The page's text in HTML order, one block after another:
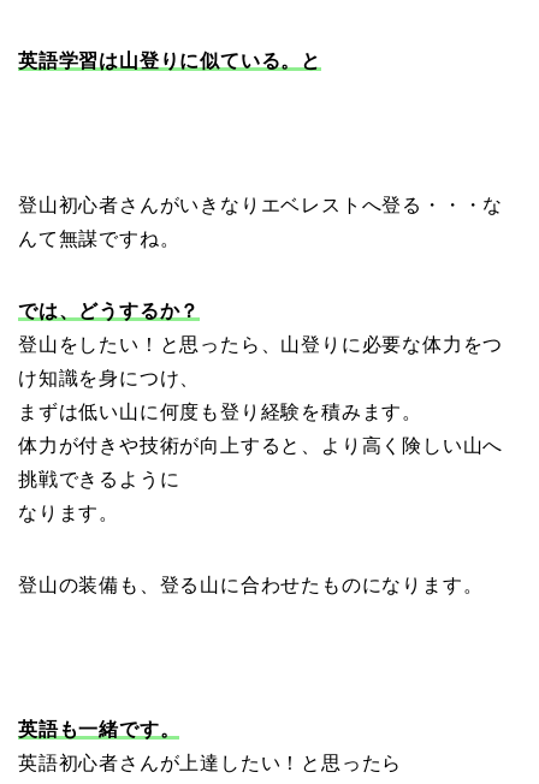
英語学習は山登りに似ている。と
登山初心者さんがいきなりエベレストへ登る・・・な
んて無謀ですね。
では、どうするか？
登山をしたい！と思ったら、山登りに必要な体力をつ
け知識を身につけ、
まずは低い山に何度も登り経験を積みます。
体力が付きや技術が向上すると、より高く険しい山へ
挑戦できるように
なります。
登山の装備も、登る山に合わせたものになります。
英語も一緒です。
英語初心者さんが上達したい！と思ったら